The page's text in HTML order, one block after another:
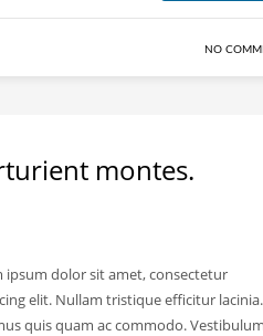
NO
montes.
ipsum dolor sit amet, consectetur
elit. Nullam tristique efficitur
quis quam ac commodo. Vestibulum